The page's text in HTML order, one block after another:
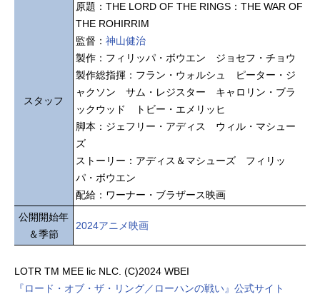
スタッフ
原題：THE LORD OF THE RINGS：THE WAR OF
THE ROHIRRIM
監督： 神山健治
製作：フィリッパ・ボウエン ジョセフ・チョウ
製作総指揮：フラン・ウォルシュ ピーター・ジ
ャクソン サム・レジスター キャロリン・ブラ
ックウッド トビー・エメリッヒ
脚本：ジェフリー・アディス ウィル・マシュー
ズ
ストーリー：アディス＆マシューズ フィリッ
パ・ボウエン
配給：ワーナー・ブラザース映画
公開開始年
＆季節
2024アニメ映画
LOTR TM MEE lic NLC. (C)2024 WBEI
『ロード・オブ・ザ・リング／ローハンの戦い』公式サイト